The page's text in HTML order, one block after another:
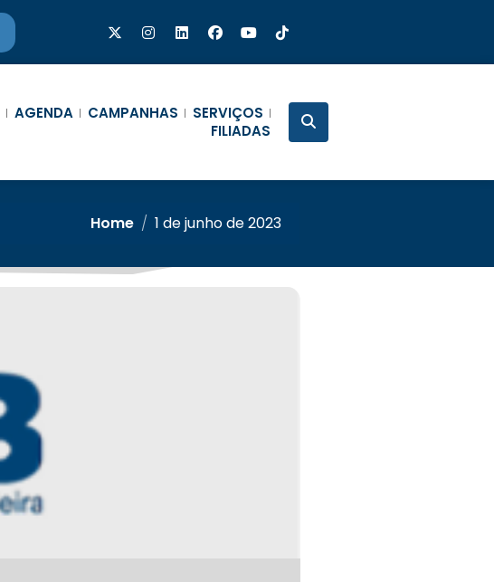
AGENDA CAMPANHAS
SERVIÇOS
FILIADAS
Home / 1 de junho de 2023